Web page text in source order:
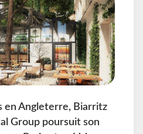
en Angleterre, Biarritz
Group poursuit son